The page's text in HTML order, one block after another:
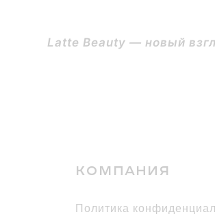
Latte Beauty — новый
КОМПАНИЯ
политика